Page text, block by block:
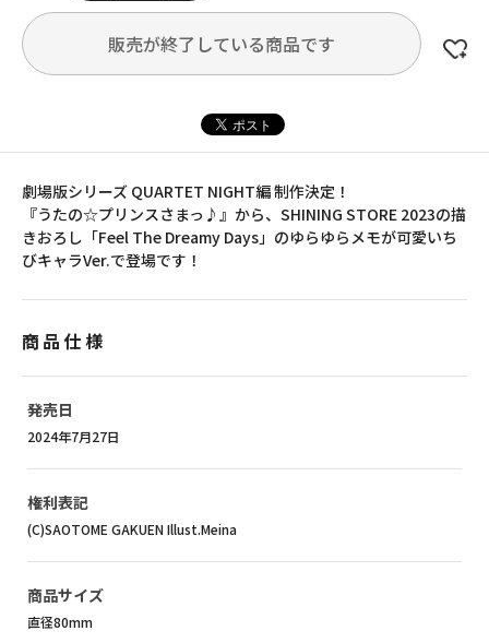
販売が終了している商品です
劇場版シリーズ QUARTET NIGHT編 制作決定！
『うたの☆プリンスさまっ♪』から、SHINING STORE 2023の描
きおろし「Feel The Dreamy Days」のゆらゆらメモが可愛いち
びキャラVer.で登場です！
商品仕様
発売日
2024年7月27日
権利表記
(C)SAOTOME GAKUEN Illust.Meina
商品サイズ
直径80mm